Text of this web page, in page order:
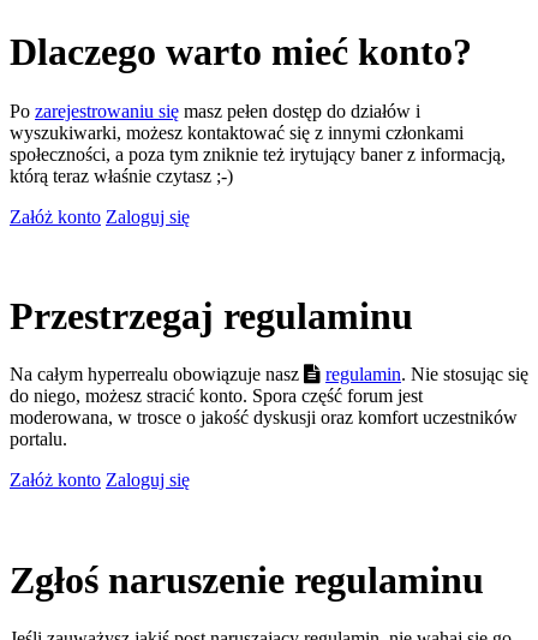
Dlaczego warto mieć konto?
Po zarejestrowaniu się masz pełen dostęp do działów i
wyszukiwarki, możesz kontaktować się z innymi członkami
społeczności, a poza tym zniknie też irytujący baner z informacją,
którą teraz właśnie czytasz ;-)
Załóż konto Zaloguj się
Przestrzegaj regulaminu
Na całym hyperrealu obowiązuje nasz regulamin. Nie stosując się
do niego, możesz stracić konto. Spora część forum jest
moderowana, w trosce o jakość dyskusji oraz komfort uczestników
portalu.
Załóż konto Zaloguj się
Zgłoś naruszenie regulaminu